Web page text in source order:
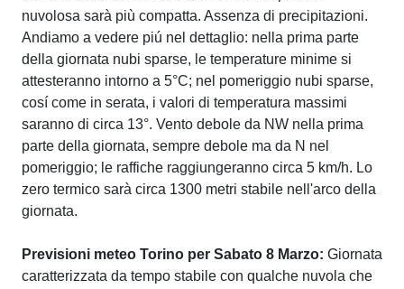
nuvolosa sarà più compatta. Assenza di precipitazioni.
Andiamo a vedere piú nel dettaglio: nella prima parte
della giornata nubi sparse, le temperature minime si
attesteranno intorno a 5°C; nel pomeriggio nubi sparse,
cosí come in serata, i valori di temperatura massimi
saranno di circa 13°. Vento debole da NW nella prima
parte della giornata, sempre debole ma da N nel
pomeriggio; le raffiche raggiungeranno circa 5 km/h. Lo
zero termico sarà circa 1300 metri stabile nell'arco della
giornata.
Previsioni meteo Torino per Sabato 8 Marzo: Giornata
caratterizzata da tempo stabile con qualche nuvola che